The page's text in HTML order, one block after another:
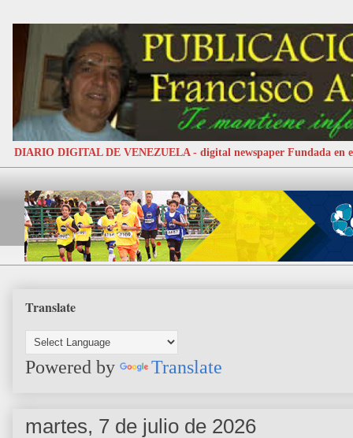
DIARIO DIGITAL DE VENEZUELA - digital newspaper Fundada en
Translate
Powered by Translate
martes, 7 de julio de 2026